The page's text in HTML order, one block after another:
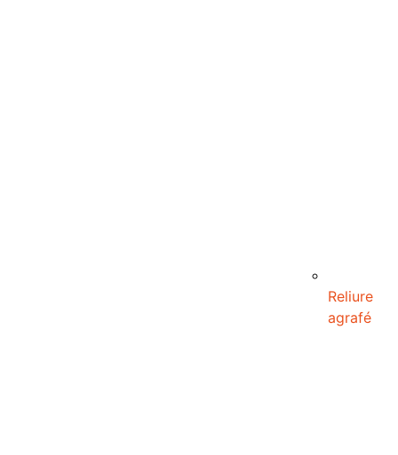
Reliure
agrafé